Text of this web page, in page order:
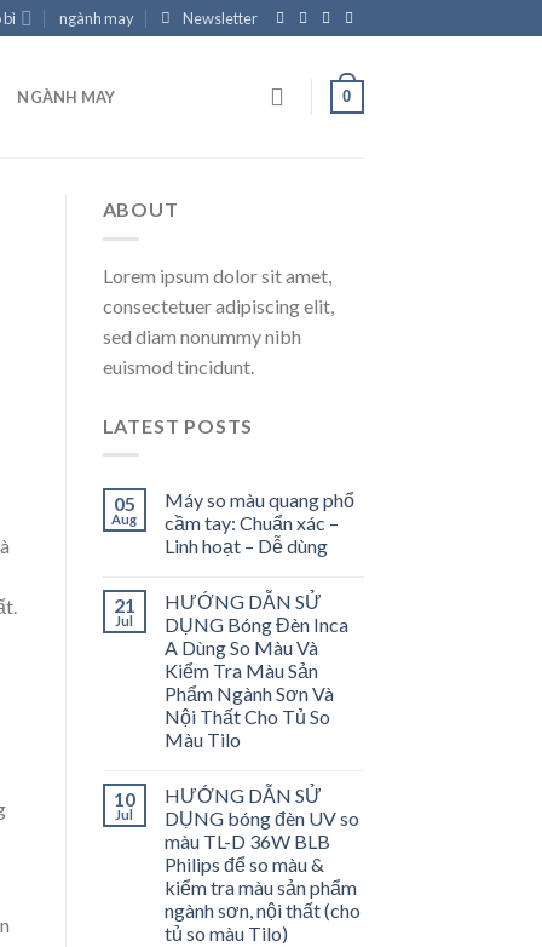
bì ngành may Newsletter
NGÀNH MAY 0
ABOUT
Lorem ipsum dolor sit amet,
consectetuer adipiscing elit,
sed diam nonummy nibh
euismod tincidunt.
LATEST POSTS
05
Aug
Máy so màu quang phổ
cầm tay: Chuẩn xác –
Linh hoạt – Dễ dùng
21
Jul
HƯỚNG DẪN SỬ
DỤNG Bóng Đèn Inca
A Dùng So Màu Và
Kiểm Tra Màu Sản
Phẩm Ngành Sơn Và
Nội Thất Cho Tủ So
Màu Tilo
10
Jul
HƯỚNG DẪN SỬ
DỤNG bóng đèn UV so
màu TL-D 36W BLB
Philips để so màu &
kiểm tra màu sản phẩm
ngành sơn, nội thất (cho
tủ so màu Tilo)